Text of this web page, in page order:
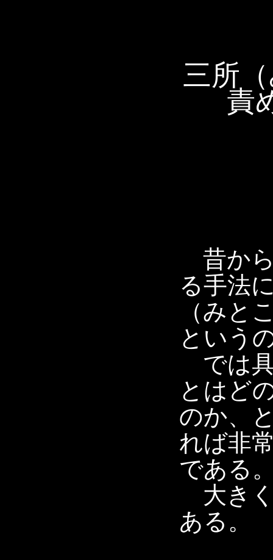
三所
責
昔か
る手法
（みと
という
では
とはど
のか、
れば非
である
大き
ある。